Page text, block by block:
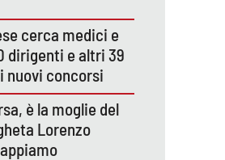
cerca medici e
dirigenti e altri 39
nuovi concorsi
è la moglie del
Lorenzo